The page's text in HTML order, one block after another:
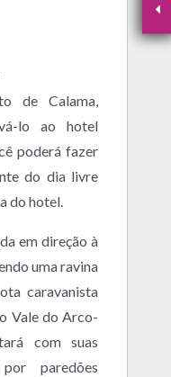
de Calama,
lo ao hotel
poderá fazer
do dia livre
do hotel.
em direção à
uma ravina
caravanista
Vale do Arco-
com suas
paredões